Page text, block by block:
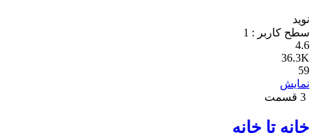
نوید
سطح کاربر : 1
4.6
36.3K
59
نمایش
3 قسمت
خانه تا خانه